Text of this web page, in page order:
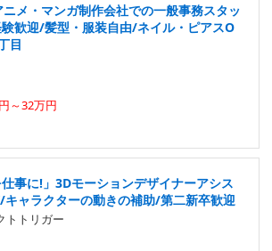
ニメ・マンガ制作会社での一般事務スタッ
歓迎/髪型・服装自由/ネイル・ピアスO
目
～32万円
仕事に!」3Dモーションデザイナーアシス
ャラクターの動きの補助/第二新卒歓迎
トトリガー